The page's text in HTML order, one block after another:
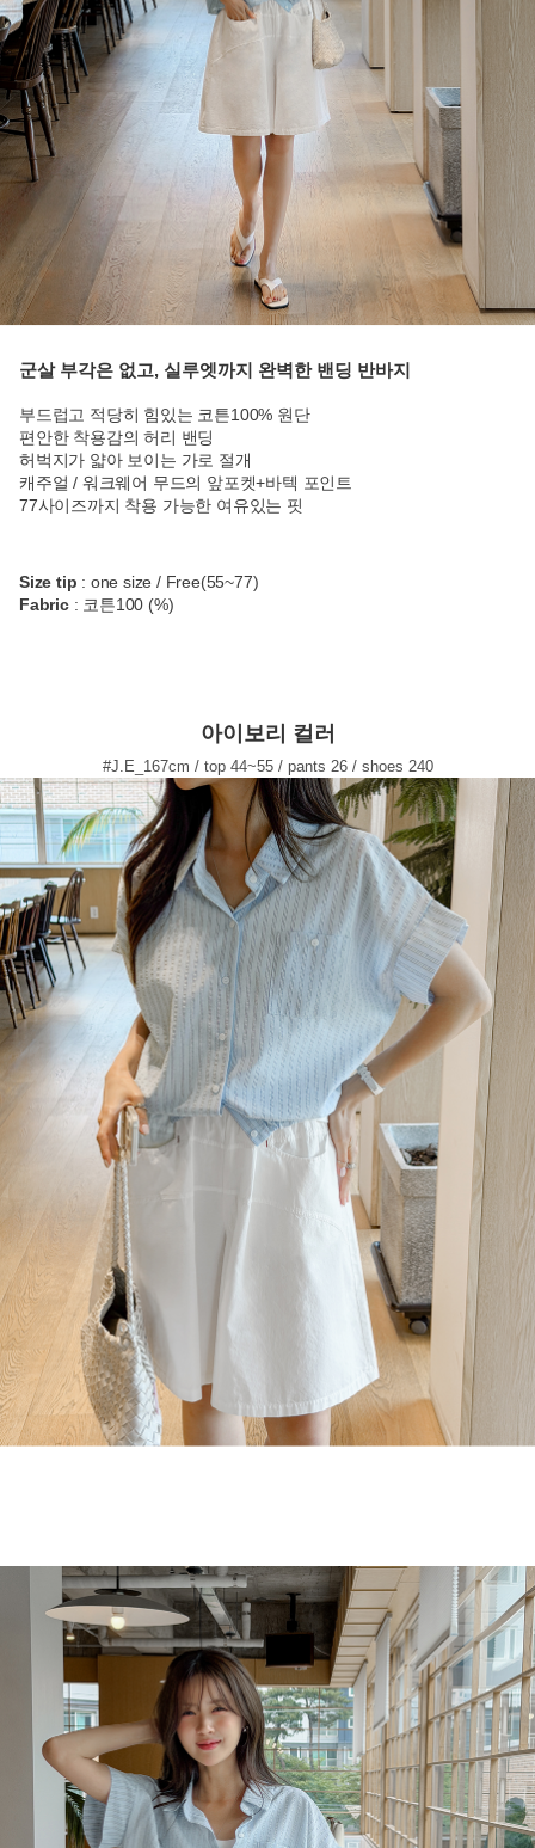
군살 부각은 없고, 실루엣까지 완벽한 밴딩 반바지
부드럽고 적당히 힘있는 코튼100% 원단
편안한 착용감의 허리 밴딩
허벅지가 얇아 보이는 가로 절개
캐주얼 / 워크웨어 무드의 앞포켓+바텍 포인트
77사이즈까지 착용 가능한 여유있는 핏
Size tip : one size / Free(55~77)
Fabric: 코튼100 (%)
아이보리 컬러
#J.E_167cm / top 44~55 / pants 26 / shoes 240